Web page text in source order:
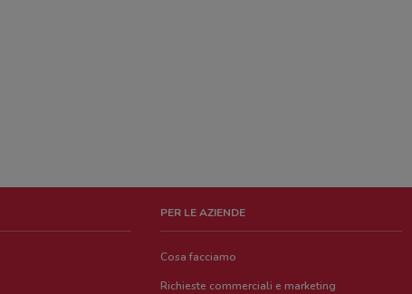
PER LE AZIENDE
Cosa facciamo
Richieste commerciali e marketing